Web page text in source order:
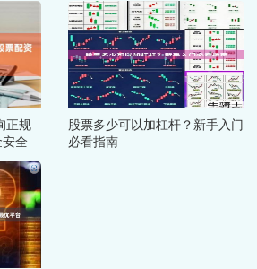
正规
全
股票多少可以加杠杆？新手入门
必看指南